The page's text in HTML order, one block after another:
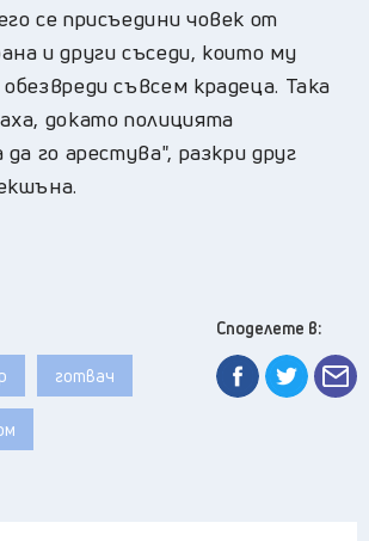
се присъедини човек от
и други съседи, които му
съвсем крадеца. Така
докато полицията
го арестува", разкри друг
готвач
Споделете в: